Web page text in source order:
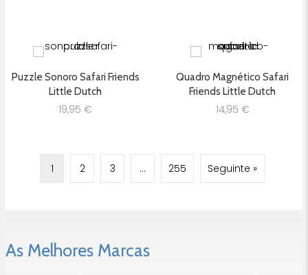
Puzzle Sonoro Safari Friends
Little Dutch
19,95 €
Quadro Magnético Safari
Friends Little Dutch
14,95 €
1 2 3 … 255 Seguinte »
As Melhores Marcas